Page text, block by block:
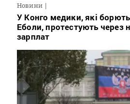
Новини
У Конго медики, які
Еболи, протестують через
зарплат